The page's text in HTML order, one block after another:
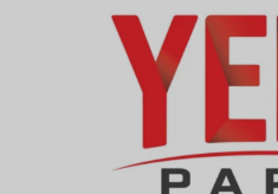
MHP Adana İl
“Liderimize
Adanalı 13
kaybetti